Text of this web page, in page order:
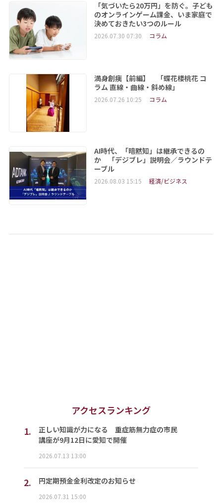
「気づいたら20万円」を防ぐ。子ども
のオンラインゲーム課金、いま家庭で
決めておきたい3つのルール
2026.07.30 07:30 コラム
満身創痍【前編】 「蝶花楼桃花 コ
ラム 直線・曲線・斜め線」
2026.07.26 10:25 コラム
AI時代、「暗黙知」は継承できるの
か 「デジブレ」説明会／ラウンドテ
ーブル
2026.08.03 15:15 経済/ビジネス
アクセスランキング
1.
正しい知識が力になる 重症筋無力症の市民
講座が9月12日に愛知で開催
2026.07.13 13:00
2. 円定期預金金利改定のお知らせ
2026.07.31 15:00